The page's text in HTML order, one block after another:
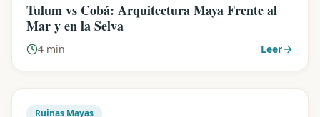
Tulum vs Cobá: Arquitectura Maya Frente al
Mar y en la Selva
4 min Leer
Ruinas Mayas